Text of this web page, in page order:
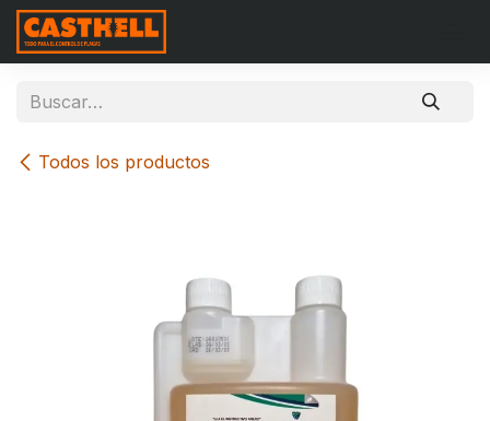
Ir al contenido
Todos los productos